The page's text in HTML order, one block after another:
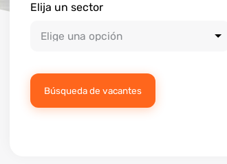
Elija un sector
Búsqueda de vacantes